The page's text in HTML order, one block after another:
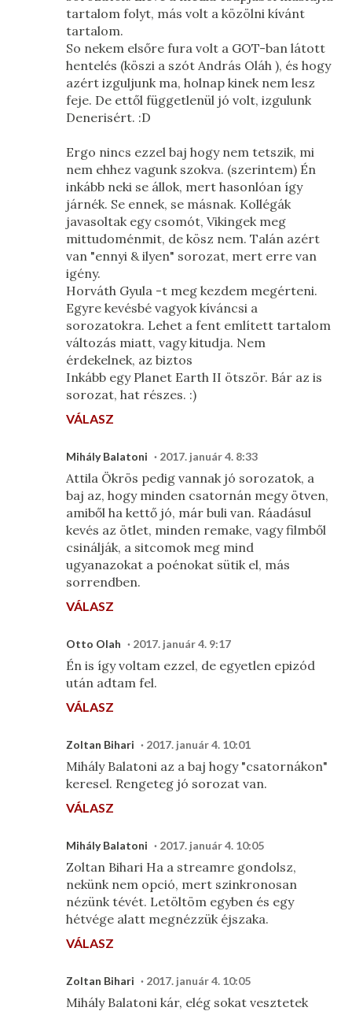
tartalom folyt, más volt a közölni kívánt
tartalom.
So nekem elsőre fura volt a GOT-ban látott
hentelés (köszi a szót András Oláh ), és hogy
azért izguljunk ma, holnap kinek nem lesz
feje. De ettől függetlenül jó volt, izgulunk
Denerisért. :D
Ergo nincs ezzel baj hogy nem tetszik, mi
nem ehhez vagunk szokva. (szerintem) Én
inkább neki se állok, mert hasonlóan így
járnék. Se ennek, se másnak. Kollégák
javasoltak egy csomót, Vikingek meg
mittudoménmit, de kösz nem. Talán azért
van "ennyi & ilyen" sorozat, mert erre van
igény.
Horváth Gyula -t meg kezdem megérteni.
Egyre kevésbé vagyok kíváncsi a
sorozatokra. Lehet a fent említett tartalom
változás miatt, vagy kitudja. Nem
érdekelnek, az biztos
Inkább egy Planet Earth II ötször. Bár az is
sorozat, hat részes. :)
VÁLASZ
Mihály Balatoni 2017. január 4. 8:33
Attila Ökrös​ pedig vannak jó sorozatok, a
baj az, hogy minden csatornán megy ötven,
amiből ha kettő jó, már buli van. Ráadásul
kevés az ötlet, minden remake, vagy filmből
csinálják, a sitcomok meg mind
ugyanazokat a poénokat sütik el, más
sorrendben.
VÁLASZ
Otto Olah 2017. január 4. 9:17
Én is így voltam ezzel, de egyetlen epizód
után adtam fel.
VÁLASZ
Zoltan Bihari 2017. január 4. 10:01
Mihály Balatoni az a baj hogy "csatornákon"
keresel. Rengeteg jó sorozat van.
VÁLASZ
Mihály Balatoni 2017. január 4. 10:05
Zoltan Bihari Ha a streamre gondolsz,
nekünk nem opció, mert szinkronosan
nézünk tévét. Letöltöm egyben és egy
hétvége alatt megnézzük éjszaka.
VÁLASZ
Zoltan Bihari 2017. január 4. 10:05
Mihály Balatoni kár, elég sokat vesztetek